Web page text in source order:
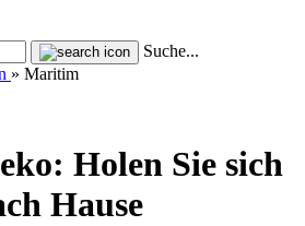
Suche...
» Maritim
Holen Sie sich
Hause